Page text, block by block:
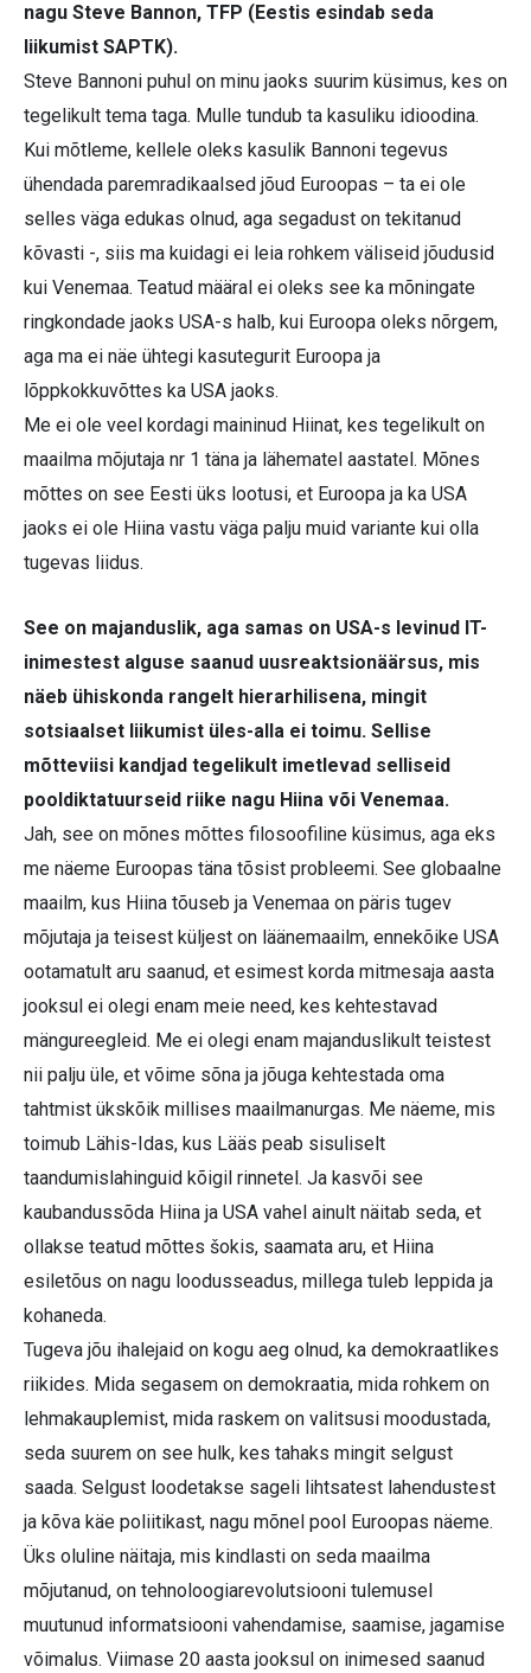
nagu Steve Bannon, TFP (Eestis esindab seda
liikumist SAPTK).
Steve Bannoni puhul on minu jaoks suurim küsimus, kes on
tegelikult tema taga. Mulle tundub ta kasuliku idioodina.
Kui mõtleme, kellele oleks kasulik Bannoni tegevus
ühendada paremradikaalsed jõud Euroopas – ta ei ole
selles väga edukas olnud, aga segadust on tekitanud
kõvasti -, siis ma kuidagi ei leia rohkem väliseid jõudusid
kui Venemaa. Teatud määral ei oleks see ka mõningate
ringkondade jaoks USA-s halb, kui Euroopa oleks nõrgem,
aga ma ei näe ühtegi kasutegurit Euroopa ja
lõppkokkuvõttes ka USA jaoks.
Me ei ole veel kordagi maininud Hiinat, kes tegelikult on
maailma mõjutaja nr 1 täna ja lähematel aastatel. Mõnes
mõttes on see Eesti üks lootusi, et Euroopa ja ka USA
jaoks ei ole Hiina vastu väga palju muid variante kui olla
tugevas liidus.
See on majanduslik, aga samas on USA-s levinud IT-
inimestest alguse saanud uusreaktsionäärsus, mis
näeb ühiskonda rangelt hierarhilisena, mingit
sotsiaalset liikumist üles-alla ei toimu. Sellise
mõtteviisi kandjad tegelikult imetlevad selliseid
pooldiktatuurseid riike nagu Hiina või Venemaa.
Jah, see on mõnes mõttes filosoofiline küsimus, aga eks
me näeme Euroopas täna tõsist probleemi. See globaalne
maailm, kus Hiina tõuseb ja Venemaa on päris tugev
mõjutaja ja teisest küljest on läänemaailm, ennekõike USA
ootamatult aru saanud, et esimest korda mitmesaja aasta
jooksul ei olegi enam meie need, kes kehtestavad
mängureegleid. Me ei olegi enam majanduslikult teistest
nii palju üle, et võime sõna ja jõuga kehtestada oma
tahtmist ükskõik millises maailmanurgas. Me näeme, mis
toimub Lähis-Idas, kus Lääs peab sisuliselt
taandumislahinguid kõigil rinnetel. Ja kasvõi see
kaubandussõda Hiina ja USA vahel ainult näitab seda, et
ollakse teatud mõttes šokis, saamata aru, et Hiina
esiletõus on nagu loodusseadus, millega tuleb leppida ja
kohaneda.
Tugeva jõu ihalejaid on kogu aeg olnud, ka demokraatlikes
riikides. Mida segasem on demokraatia, mida rohkem on
lehmakauplemist, mida raskem on valitsusi moodustada,
seda suurem on see hulk, kes tahaks mingit selgust
saada. Selgust loodetakse sageli lihtsatest lahendustest
ja kõva käe poliitikast, nagu mõnel pool Euroopas näeme.
Üks oluline näitaja, mis kindlasti on seda maailma
mõjutanud, on tehnoloogiarevolutsiooni tulemusel
muutunud informatsiooni vahendamise, saamise, jagamise
võimalus. Viimase 20 aasta jooksul on inimesed saanud